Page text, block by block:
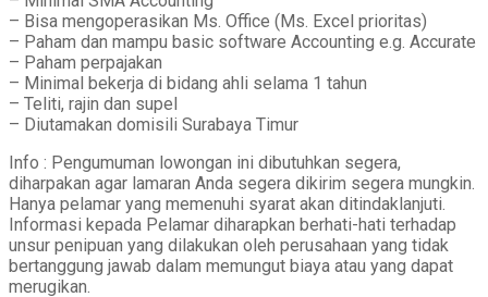
– Bisa mengoperasikan Ms. Office (Ms. Excel prioritas)
– Paham dan mampu basic software Accounting e.g. Accurate
– Paham perpajakan
– Minimal bekerja di bidang ahli selama 1 tahun
– Teliti, rajin dan supel
– Diutamakan domisili Surabaya Timur
Info : Pengumuman lowongan ini dibutuhkan segera,
diharpakan agar lamaran Anda segera dikirim segera mungkin.
Hanya pelamar yang memenuhi syarat akan ditindaklanjuti.
Informasi kepada Pelamar diharapkan berhati-hati terhadap
unsur penipuan yang dilakukan oleh perusahaan yang tidak
bertanggung jawab dalam memungut biaya atau yang dapat
merugikan.